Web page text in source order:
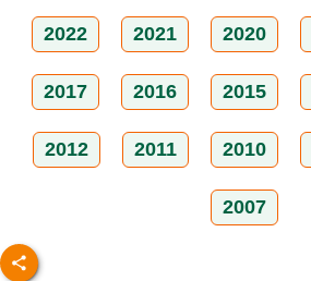
2022 2021 2020
2017 2016 2015
2012 2011 2010
2007